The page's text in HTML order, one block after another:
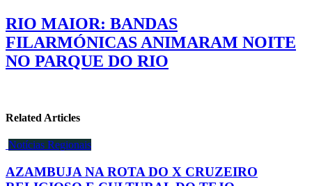
RIO MAIOR: BANDAS
FILARMÓNICAS ANIMARAM NOITE
NO PARQUE DO RIO
Related Articles
Notícias Regionais
AZAMBUJA NA ROTA DO X CRUZEIRO